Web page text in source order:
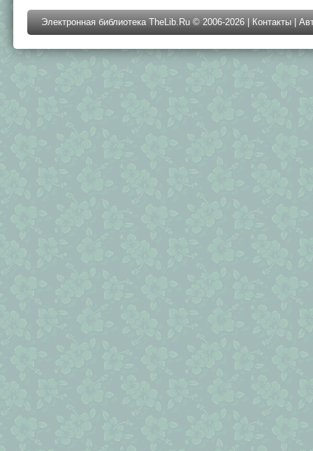
Электронная библиотека TheLib.Ru © 2006-2026 | Контакты |